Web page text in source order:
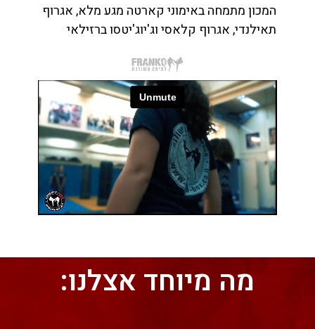
המכון מתמחה באימוני קארטה מגע מלא, אגרוף
תאילנדי, אגרוף קלאסי וג'יוג'יטסו ברזילאי
מה מיוחד אצלנו: